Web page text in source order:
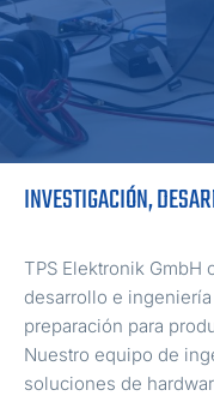
INVESTIGACIÓN,
TPS Elektronik
desarrollo e
preparación para
Nuestro equipo de
soluciones de